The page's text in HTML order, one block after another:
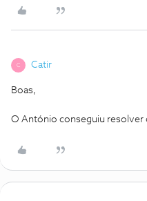
C Catir
Boas,
O António conseguiu resolver